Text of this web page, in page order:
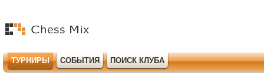
ТУРНИРЫ СОБЫТИЯ ПОИСК КЛУБА